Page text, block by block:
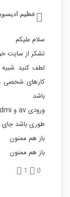
عظیم
سلام علیکم
تشکر از سایت
لطف کنید شبیه
کارهای شخصی
باشد
ورودی av و hdmi هم داشته باشد
طوری باشد جای
باز هم ممنون
باز هم ممنون
0
1